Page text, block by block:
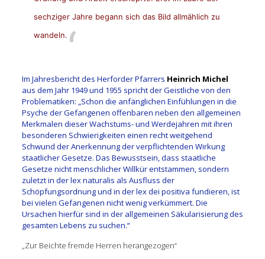
sechziger Jahre begann sich das Bild allmählich zu
wandeln.
Im Jahresbericht des Herforder Pfarrers Heinrich Michel
aus dem Jahr 1949 und 1955 spricht der Geistliche von den
Problematiken: „Schon die anfänglichen Einfühlungen in die
Psyche der Gefangenen offenbaren neben den allgemeinen
Merkmalen dieser Wachstums- und Werdejahren mit ihren
besonderen Schwierigkeiten einen recht weitgehend
Schwund der Anerkennung der verpflichtenden Wirkung
staatlicher Gesetze. Das Bewusstsein, dass staatliche
Gesetze nicht menschlicher Willkür entstammen, sondern
zuletzt in der lex naturalis als Ausfluss der
Schöpfungsordnung und in der lex dei positiva fundieren, ist
bei vielen Gefangenen nicht wenig verkümmert. Die
Ursachen hierfür sind in der allgemeinen Säkularisierung des
gesamten Lebens zu suchen.“
„Zur Beichte fremde Herren herangezogen“